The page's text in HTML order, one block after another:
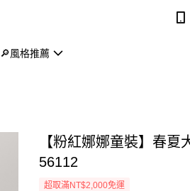
🔎風格推薦
【粉紅娜娜童裝】春夏
56112
超取滿NT$2,000免運